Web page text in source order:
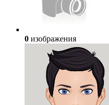
0 изображения